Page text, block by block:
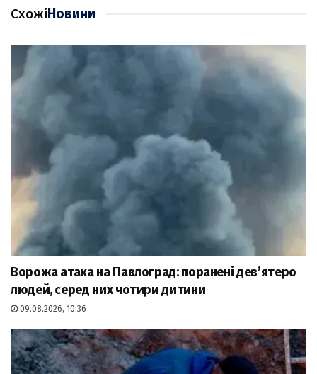
СхожіНовини
Ворожа атака на Павлоград: поранені дев’ятеро
людей, серед них чотири дитини
09.08.2026, 10:36